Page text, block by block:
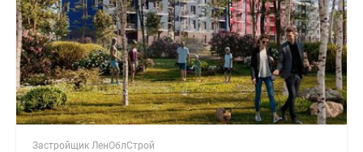
Застройщик ЛенОблСтрой